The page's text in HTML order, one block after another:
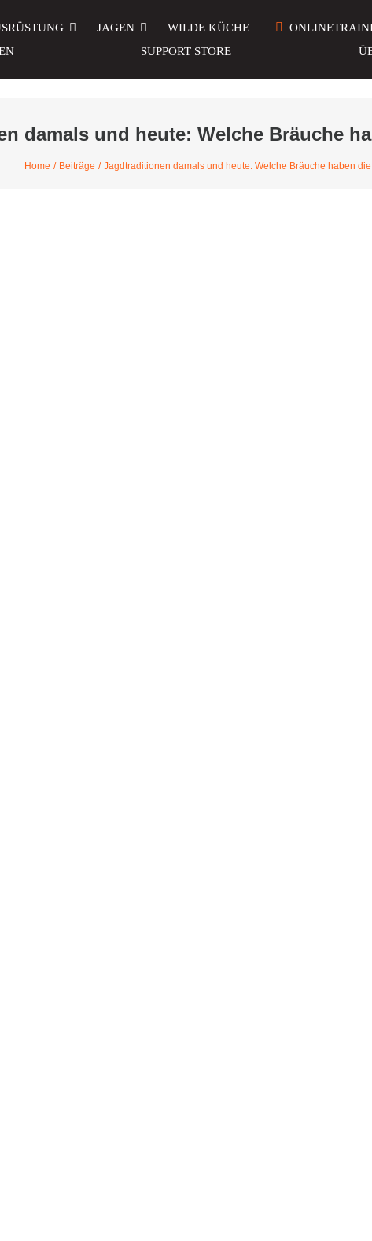
JAGEN WILDE KÜCHE
SUPPORT STORE
damals und heute: Welche Bräuche
Home Beiträge Jagdtraditionen damals und heute: Welche Bräuche haben